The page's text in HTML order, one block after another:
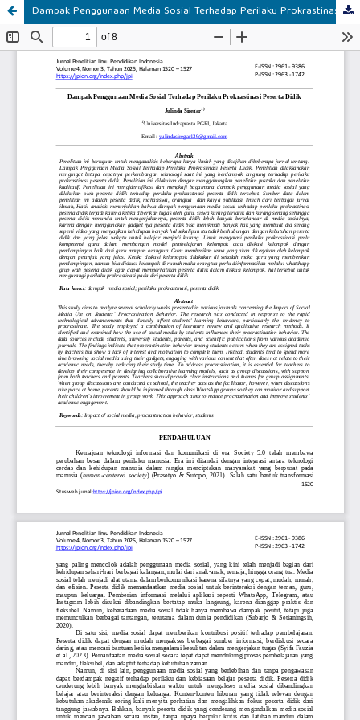
Dampak Penggunaan Media Sosial Terhadap Perilaku Prokrastinasi Peserta Didik